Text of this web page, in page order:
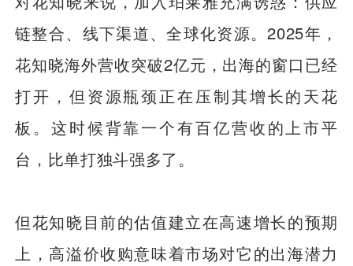
链整合、线下渠道、全球化资源。2025年，
花知晓海外营收突破2亿元，出海的窗口已经
打开，但资源瓶颈正在压制其增长的天花
板。这时候背靠一个有百亿营收的上市平
台，比单打独斗强多了。
但花知晓目前的估值建立在高速增长的预期
上，高溢价收购意味着市场对它的出海潜力